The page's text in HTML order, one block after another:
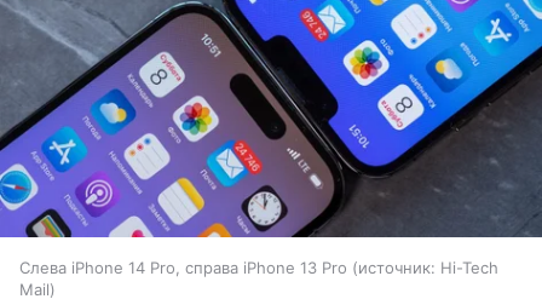
Слева iPhone 14 Pro, справа iPhone 13 Pro источник: Hi-Tech
Mail